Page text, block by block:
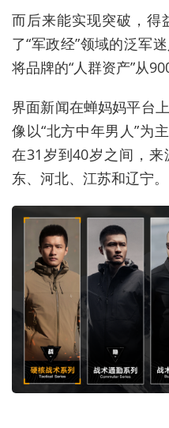
而后来能实现突破，得
了“军政经”领域的泛军
将品牌的“人群资产”从
界面新闻在蝉妈妈平台
像以“北方中年男人”为
在31岁到40岁之间，
东、河北、江苏和辽宁。